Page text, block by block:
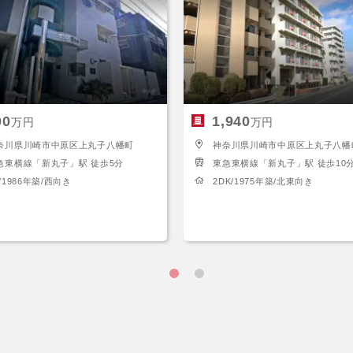
万円
川県川崎市中原区上丸子八幡町
東横線「新丸子」駅 徒歩5分
年築/西向き
1,940万円
神奈川県川崎市中原区上丸子八幡
東急東横線「新丸子」駅 徒歩10
2DK/1975年築/北東向き